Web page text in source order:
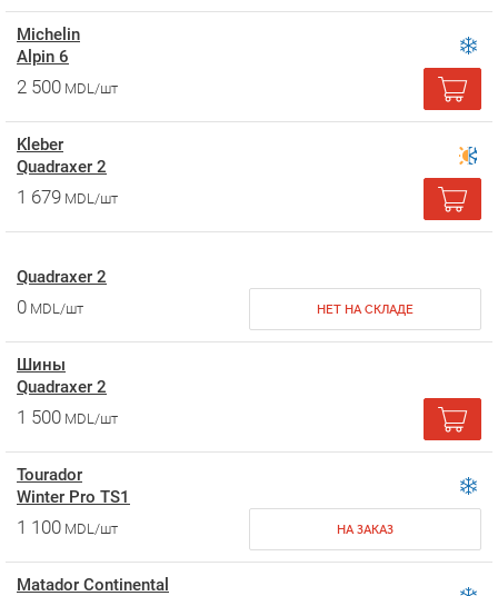
Michelin
Alpin 6
2 500 MDL/шт
Kleber
Quadraxer 2
1 679 MDL/шт
Quadraxer 2
0 MDL/шт НЕТ НА СКЛАДЕ
Шины
Quadraxer 2
1 500 MDL/шт
Tourador
Winter Pro TS1
1 100 MDL/шт НА ЗАКАЗ
Matador Continental